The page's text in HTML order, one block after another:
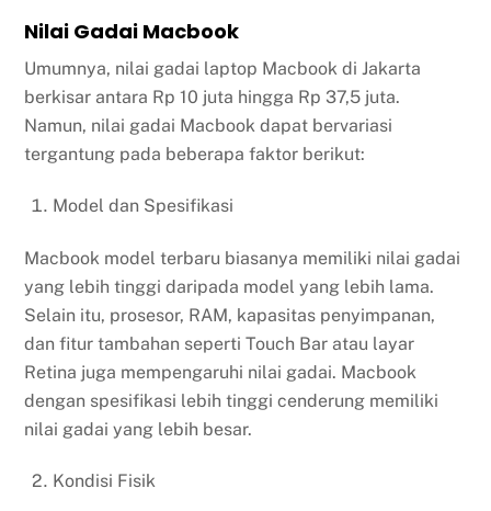
Nilai Gadai Macbook
Umumnya, nilai gadai laptop Macbook di Jakarta
berkisar antara Rp 10 juta hingga Rp 37,5 juta.
Namun, nilai gadai Macbook dapat bervariasi
tergantung pada beberapa faktor berikut:
Model dan Spesifikasi
Macbook model terbaru biasanya memiliki nilai gadai
yang lebih tinggi daripada model yang lebih lama.
Selain itu, prosesor, RAM, kapasitas penyimpanan,
dan fitur tambahan seperti Touch Bar atau layar
Retina juga mempengaruhi nilai gadai. Macbook
dengan spesifikasi lebih tinggi cenderung memiliki
nilai gadai yang lebih besar.
Kondisi Fisik